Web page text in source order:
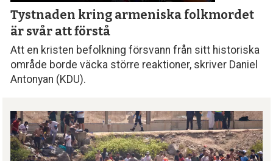
Tystnaden kring armeniska folk­mordet
är svår att förstå
Att en kristen befolkning försvann från sitt histo­riska
område borde väcka större reaktioner, skriver Daniel
Antonyan (KDU).